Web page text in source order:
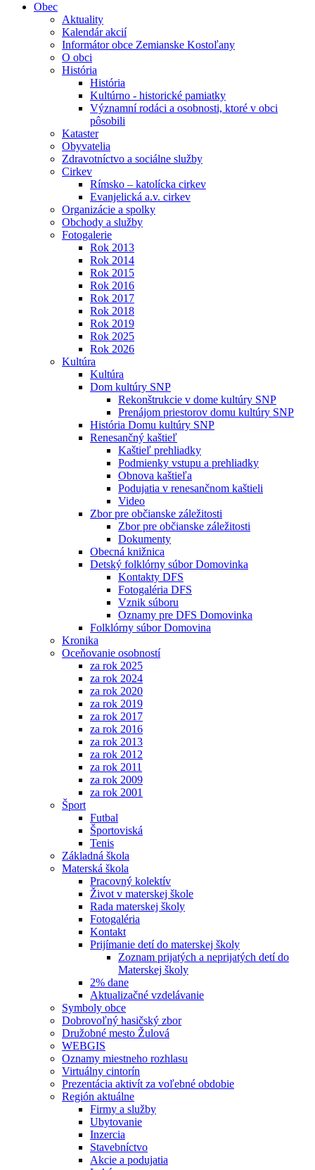
Obec
Aktuality
Kalendár akcií
Informátor obce Zemianske Kostoľany
O obci
História
História
Kultúrno - historické pamiatky
Významní rodáci a osobnosti, ktoré v obci
pôsobili
Kataster
Obyvatelia
Zdravotníctvo a sociálne služby
Cirkev
Rímsko – katolícka cirkev
Evanjelická a.v. cirkev
Organizácie a spolky
Obchody a služby
Fotogalerie
Rok 2013
Rok 2014
Rok 2015
Rok 2016
Rok 2017
Rok 2018
Rok 2019
Rok 2025
Rok 2026
Kultúra
Kultúra
Dom kultúry SNP
Rekonštrukcie v dome kultúry SNP
Prenájom priestorov domu kultúry SNP
História Domu kultúry SNP
Renesančný kaštieľ
Kaštieľ prehliadky
Podmienky vstupu a prehliadky
Obnova kaštieľa
Podujatia v renesančnom kaštieli
Video
Zbor pre občianske záležitosti
Zbor pre občianske záležitosti
Dokumenty
Obecná knižnica
Detský folklórny súbor Domovinka
Kontakty DFS
Fotogaléria DFS
Vznik súboru
Oznamy pre DFS Domovinka
Folklórny súbor Domovina
Kronika
Oceňovanie osobností
za rok 2025
za rok 2024
za rok 2020
za rok 2019
za rok 2017
za rok 2016
za rok 2013
za rok 2012
za rok 2011
za rok 2009
za rok 2001
Šport
Futbal
Športoviská
Tenis
Základná škola
Materská škola
Pracovný kolektív
Život v materskej škole
Rada materskej školy
Fotogaléria
Kontakt
Prijímanie detí do materskej školy
Zoznam prijatých a neprijatých detí do
Materskej školy
2% dane
Aktualizačné vzdelávanie
Symboly obce
Dobrovoľný hasičský zbor
Družobné mesto Žulová
WEBGIS
Oznamy miestneho rozhlasu
Virtuálny cintorín
Prezentácia aktivít za voľebné obdobie
Región aktuálne
Firmy a služby
Ubytovanie
Inzercia
Stavebníctvo
Akcie a podujatia